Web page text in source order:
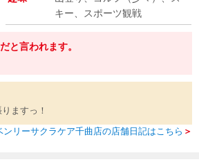
キー、スポーツ観戦
と言われます。
ますっ！
ンリーサクラケア千曲店の店舗日記はこちら ＞